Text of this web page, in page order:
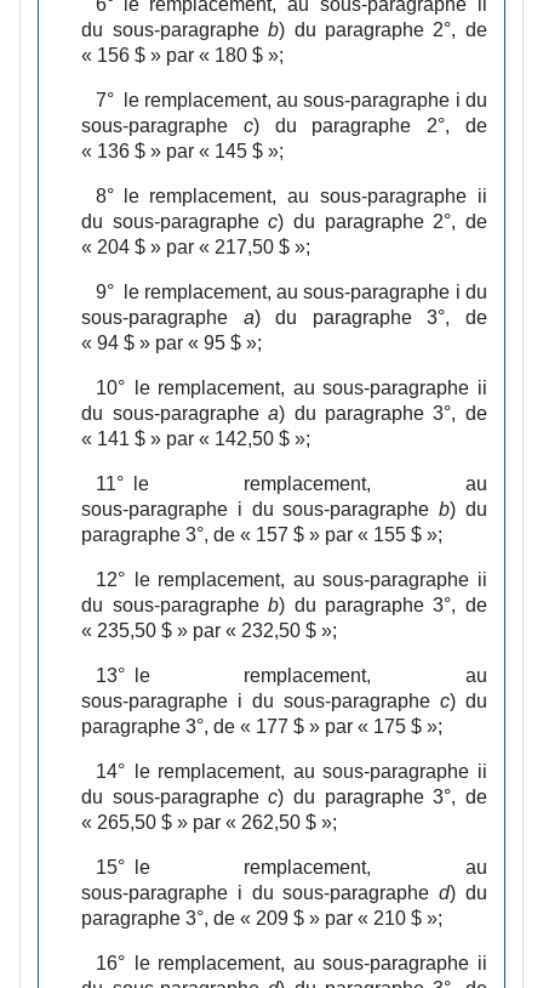
du sous‑paragrapheb) du paragraphe 2°, de
« 156 $ » par « 180 $ »;
7° le remplacement, au sous‑paragraphe i du
sous‑paragraphe c) du paragraphe 2°, de
« 136 $ » par « 145 $ »;
8° le remplacement, au sous‑paragraphe ii
du sous‑paragraphec) du paragraphe 2°, de
« 204 $ » par « 217,50 $ »;
9° le remplacement, au sous‑paragraphe i du
sous‑paragraphe a) du paragraphe 3°, de
« 94 $ » par « 95 $ »;
10° le remplacement, au sous‑paragraphe ii
du sous‑paragraphea) du paragraphe 3°, de
« 141 $ » par « 142,50 $ »;
11° le remplacement, au
sous‑paragraphe i du sous‑paragrapheb) du
paragraphe 3°, de « 157 $ » par « 155 $ »;
12° le remplacement, au sous‑paragraphe ii
du sous‑paragrapheb) du paragraphe 3°, de
« 235,50 $ » par « 232,50 $ »;
13° le remplacement, au
sous‑paragraphe i du sous‑paragraphe c) du
paragraphe 3°, de « 177 $ » par « 175 $ »;
14° le remplacement, au sous‑paragraphe ii
du sous‑paragraphec) du paragraphe 3°, de
« 265,50 $ » par « 262,50 $ »;
15° le remplacement, au
sous‑paragraphe i du sous‑paragraphed) du
paragraphe 3°, de « 209 $ » par « 210 $ »;
16° le remplacement, au sous‑paragraphe ii